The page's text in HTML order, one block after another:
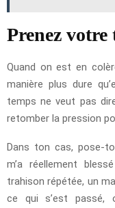
Prenez votre
Quand on est en
manière plus dure
temps ne veut pas
retomber la pression
Dans ton cas, pose-
m’a réellement
trahison répétée, un
ce qui s’est passé,